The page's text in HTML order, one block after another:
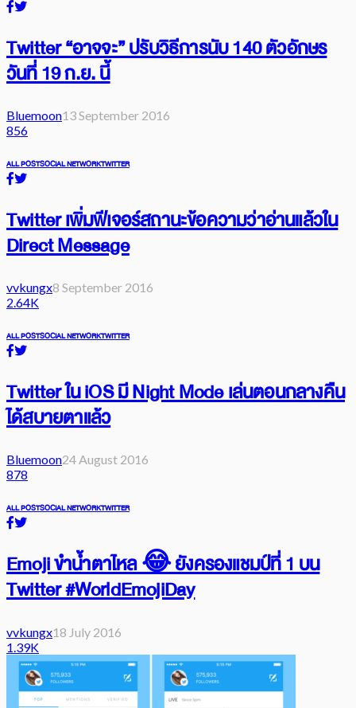
Twitter “อาจจะ” ปรับวิธีการนับ 140 ตัวอักษร
วันที่ 19 ก.ย. นี้
Bluemoon13 September 2016
856
ALL POSTSOCIAL NETWORKTWITTER
Twitter เพิ่มฟีเจอร์สถานะข้อความว่าอ่านแล้วใน
Direct Message
vvkungx8 September 2016
2.64K
ALL POSTSOCIAL NETWORKTWITTER
Twitter ใน iOS มี Night Mode เล่นตอนกลางคืน
ได้สบายตาแล้ว
Bluemoon24 August 2016
878
ALL POSTSOCIAL NETWORKTWITTER
Emoji ขำน้ำตาไหล 😂 ยังครองแชมป์ที่ 1 บน
Twitter #WorldEmojiDay
vvkungx18 July 2016
1.39K